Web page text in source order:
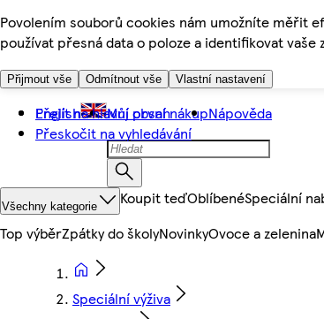
Povolením souborů cookies nám umožníte měřit
používat přesná data o poloze a identifikovat vaše
Přijmout vše Odmítnout vše Vlastní nastavení
Přejít na hlavní obsah
Přeskočit na vyhledávání
English Můj první nákupNápověda
Všechny kategorie Koupit teďOblíbenéSpeciální
Top výběrZpátky do školyNovinkyOvoce a zelenina
Speciální výživa